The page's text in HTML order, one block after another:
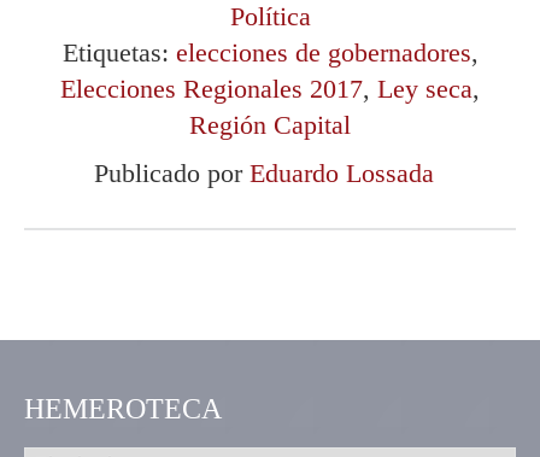
Política
Etiquetas: elecciones de gobernadores,
Elecciones Regionales 2017, Ley seca,
Región Capital
Publicado por Eduardo Lossada
HEMEROTECA